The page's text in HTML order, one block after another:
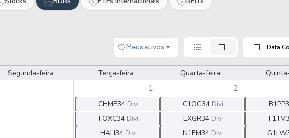
RECR11
ETFs
BOVA11
IVVB11
GOLD11
XINA11
Apple
Meta
Coca-Cola
Meus ativos Data
Segunda-feira Terça-feira Quarta-feira
1
CHME34 Divi
FOXC34 Divi
HALI34 Divi
2
C1OG34 Divi
EXGR34 Divi
N1EM34 Divi